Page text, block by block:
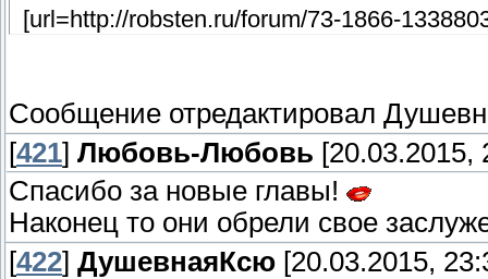
[url=http://robsten.ru/forum/73-1866-
Сообщение отредактировал
[421] Любовь-Любовь [20.03.2015,
Спасибо за новые главы!
Наконец то они обрели свое
[422] ДушевнаяКсю [20.03.2015,